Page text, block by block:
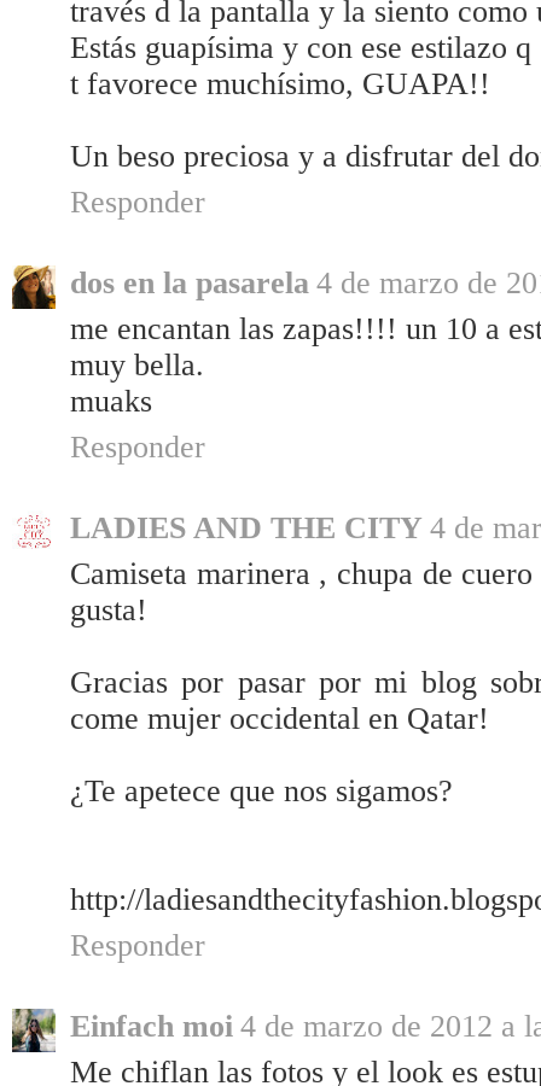
través d la pantalla y la siento
Estás guapísima y con ese estilazo
t favorece muchísimo, GUAPA!!
Un beso preciosa y a disfrutar del
Responder
dos en la pasarela 4 de marzo de
me encantan las zapas!!!! un 10 a
muy bella.
muaks
Responder
LADIES AND THE CITY 4 de
Camiseta marinera , chupa de
gusta!
Gracias por pasar por mi blog
come mujer occidental en Qatar!
¿Te apetece que nos sigamos?
http://
Responder
Einfach moi 4 de marzo de 2012 a
Me chiflan las fotos y el look es